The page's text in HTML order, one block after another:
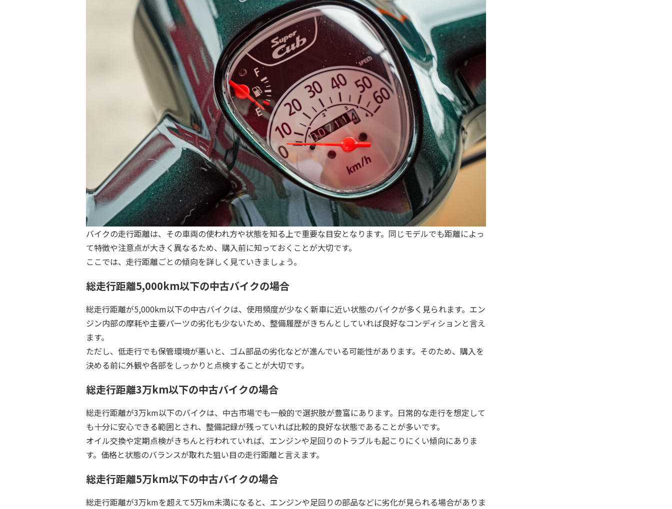
バイクの走行距離は、その車両の使われ方や状態を知る上で重要な目安となります。同じモデルでも距離によっ
て特徴や注意点が大きく異なるため、購入前に知っておくことが大切です。
ここでは、走行距離ごとの傾向を詳しく見ていきましょう。
総走行距離5,000km以下の中古バイクの場合
総走行距離が5,000km以下の中古バイクは、使用頻度が少なく新車に近い状態のバイクが多く見られます。エン
ジン内部の摩耗や主要パーツの劣化も少ないため、整備履歴がきちんとしていれば良好なコンディションと言え
ます。
ただし、低走行でも保管環境が悪いと、ゴム部品の劣化などが進んでいる可能性があります。そのため、購入を
決める前に外観や各部をしっかりと点検することが大切です。
総走行距離3万km以下の中古バイクの場合
総走行距離が3万km以下のバイクは、中古市場でも一般的で選択肢が豊富にあります。日常的な走行を想定して
も十分に安心できる範囲とされ、整備記録が残っていれば比較的良好な状態であることが多いです。
オイル交換や定期点検がきちんと行われていれば、エンジンや足回りのトラブルも起こりにくい傾向にありま
す。価格と状態のバランスが取れた狙い目の走行距離と言えます。
総走行距離5万km以下の中古バイクの場合
総走行距離が3万kmを超えて5万km未満になると、エンジンや足回りの部品などに劣化が見られる場合がありま